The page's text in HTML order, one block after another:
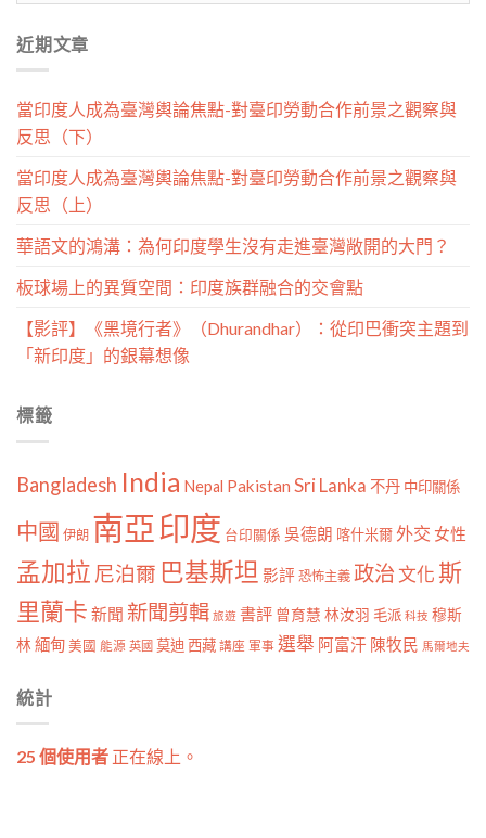
類
近期文章
當印度人成為臺灣輿論焦點-對臺印勞動合作前景之觀察與
反思（下）
當印度人成為臺灣輿論焦點-對臺印勞動合作前景之觀察與
反思（上）
華語文的鴻溝：為何印度學生沒有走進臺灣敞開的大門？
板球場上的異質空間：印度族群融合的交會點
【影評】《黑境行者》（Dhurandhar）：從印巴衝突主題到
「新印度」的銀幕想像
標籤
Bangladesh India Nepal Pakistan Sri Lanka 不丹 中印關係
中國 伊朗 南亞印度 台印關係 吳德朗 喀什米爾外交 女性
孟加拉 尼泊爾 巴基斯坦 影評 恐怖主義 政治文化斯
里蘭卡 新聞 新聞剪輯 旅遊 書評 曾育慧 林汝羽 毛派 科技 穆斯
林 緬甸 美國 能源 英國 莫迪 西藏 講座 軍事 選舉 阿富汗 陳牧民 馬爾地夫
統計
25 個使用者 正在線上。